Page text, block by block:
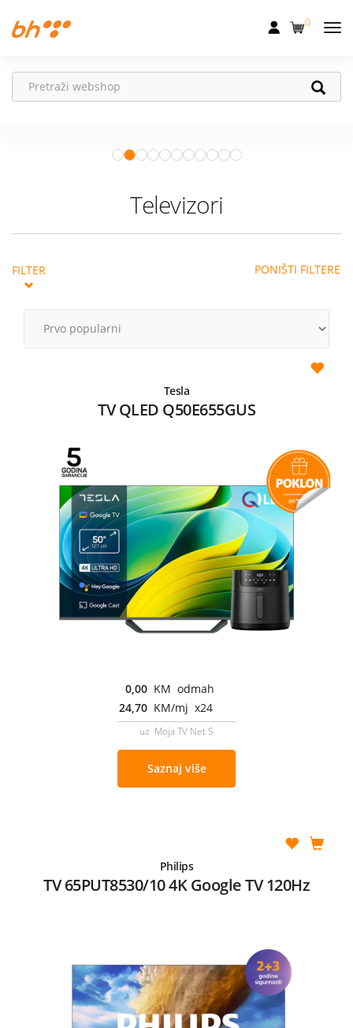
Fiksna
Akcije
Podrška
0
Ne propusti
Prood 04.08.–31.08. očekuju te
super pokloni!
Televizori
FILTER PONIŠTI FILTERE
Tesla
TV QLED Q50E655GUS
0,00 KM odmah
24,70 KM/mj x24
uz Moja TV Net S
Saznaj više
Philips
TV 65PUT8530/10 4K Google TV 120Hz